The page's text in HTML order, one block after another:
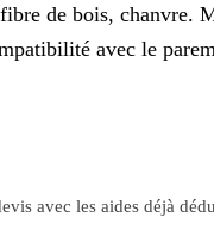
de bois, chanvre.
avec le
avec les aides déjà